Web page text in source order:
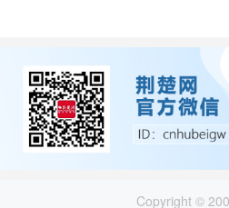
Copyright ©